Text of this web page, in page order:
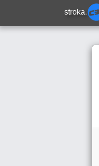
stroka.